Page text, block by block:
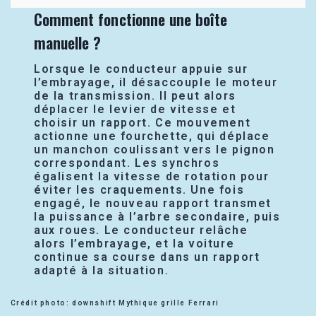
Comment fonctionne une boîte
manuelle ?
Lorsque le conducteur appuie sur
l’embrayage, il désaccouple le moteur
de la transmission. Il peut alors
déplacer le levier de vitesse et
choisir un rapport. Ce mouvement
actionne une fourchette, qui déplace
un manchon coulissant vers le pignon
correspondant. Les synchros
égalisent la vitesse de rotation pour
éviter les craquements. Une fois
engagé, le nouveau rapport transmet
la puissance à l’arbre secondaire, puis
aux roues. Le conducteur relâche
alors l’embrayage, et la voiture
continue sa course dans un rapport
adapté à la situation.
Crédit photo: downshift Mythique grille Ferrari